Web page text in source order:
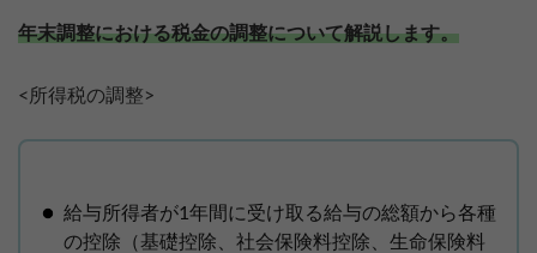
年末調整における税金の調整について解説します。
<所得税の調整>
給与所得者が1年間に受け取る給与の総額から各種
の控除（基礎控除、社会保険料控除、生命保険料